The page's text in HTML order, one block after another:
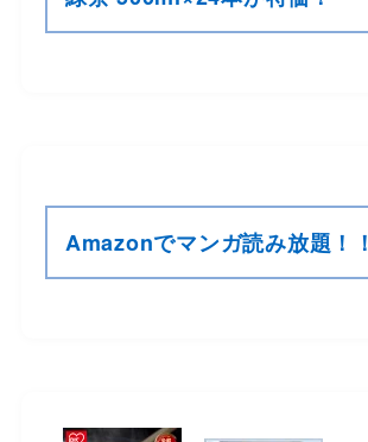
Amazonでマンガ読み放題！！